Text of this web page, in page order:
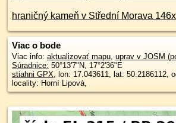
hraničný kameň v Střední Morava 146x
Viac o bode
Viac info: aktualizovať mapu, uprav v JOSM
Súradnice: 50°13'7"N, 17°2'36"E
stiahni GPX, lon: 17.043611, lat: 50.2186112,
locality: Horní Lipová,